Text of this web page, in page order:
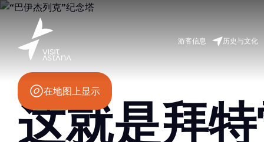
游客信息 历史与文化
努尔霍尔大道 14 号
在地图上显示
这就是拜